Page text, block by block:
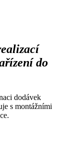
do
dodávek
s montážními
Servis ČOV STMH